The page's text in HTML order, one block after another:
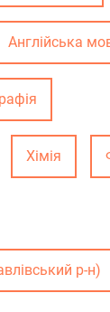
Англійська
Хімія
р-н)